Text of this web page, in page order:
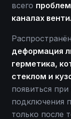
всего
каналах
деформация
герметика,
стеклом и
появиться
подключения
только после